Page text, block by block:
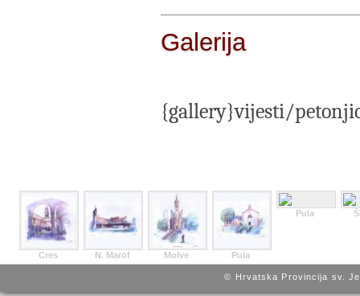
Galerija
{gallery}vijesti/
Cres N. Marof Molve Pula
Pula
© Hrvatska Provincija sv.